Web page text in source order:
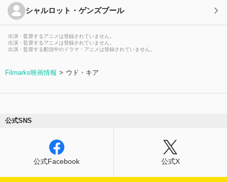
シャルロット・ゲンズブール
出演・監督するアニメは登録されていません。
出演・監督するアニメは登録されていません。
出演・監督する配信中のドラマ・アニメは登録されていません。
Filmarks映画情報 ウド・キア
公式SNS
公式Facebook 公式X